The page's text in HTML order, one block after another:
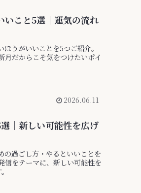
いこと5選｜運気の流れ
うがいいことを5つご紹介。
月だからこそ気をつけたいポイ
2026.06.11
｜新しい可能性を広げ
の過ごし方・やるといいことを
信をテーマに、新しい可能性を